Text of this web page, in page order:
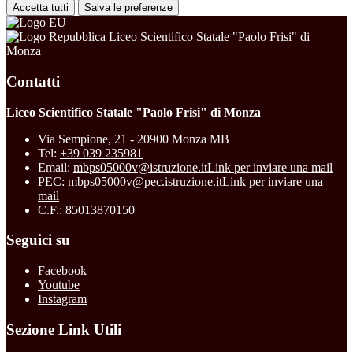
Accetta tutti Salva le preferenze
Liceo Scientifico Statale "Paolo Frisi" di
Monza
Contatti
Liceo Scientifico Statale "Paolo Frisi" di Monza
Via Sempione, 21 - 20900 Monza MB
Tel: +39 039 235981
Email: mbps05000v@istruzione.itLink per inviare una mail
PEC: mbps05000v@pec.istruzione.itLink per inviare una
mail
C.F.: 85013870150
Seguici su
Facebook
Youtube
Instagram
Sezione Link Utili